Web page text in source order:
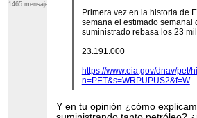
1465 mensajes
Primera vez en la historia de
semana el estimado semanal
suministrado rebasa los 23
23.191.000
https://www.eia.gov/dnav/pet/
n=PET&s=WRPUPUS2&f=W
Y en tu opinión ¿cómo